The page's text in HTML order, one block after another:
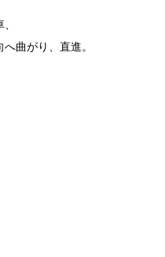
曲がり、直進。